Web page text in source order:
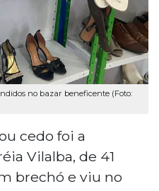
no bazar beneficente (Foto:
cedo foi a
Vilalba, de 41
brechó e viu no